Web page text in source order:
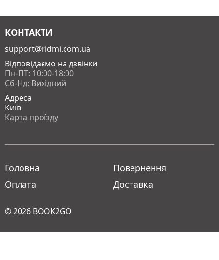
КОНТАКТИ
support@ridmi.com.ua
Відповідаємо на дзвінки
Пн-ПТ: 10:00-18:00
Сб-Нд: Вихідний
Адреса
Київ
Карта проїзду
Головна
Оплата
Повернення
Доставка
© 2026 BOOK2GO